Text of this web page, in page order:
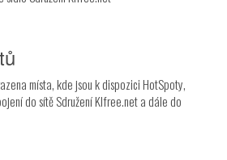
místa, kde jsou k dispozici HotSpoty,
do sítě Sdružení Klfree.net a dále do